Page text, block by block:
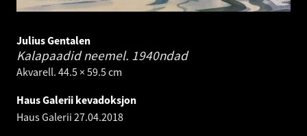
Julius Gentalen
Kalapaadid neemel. 1940ndad
Akvarell. 44.5 × 59.5 cm
Haus Galerii kevadoksjon
Haus Galerii 27.04.2018